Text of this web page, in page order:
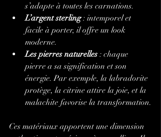
s’adapte à toutes les carnations.
L’argent sterling : intemporel et
facile à porter, il offre un look
moderne.
Les pierres naturelles : chaque
pierre a sa signification et son
énergie. Par exemple, la labradorite
protège, la citrine attire la joie, et la
malachite favorise la transformation.
Ces matériaux apportent une dimension